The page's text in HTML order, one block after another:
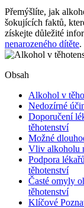
Přemýšlíte, jak
šokujících faktů,
získejte důležité
nenarozeného dítěte.
Obsah
Alkohol v
Nedozírné
Doporučení
těhotenství
Možné
Vliv alkoholu
Podpora
těhotenství
Časté omyly
těhotenství
Klíčové